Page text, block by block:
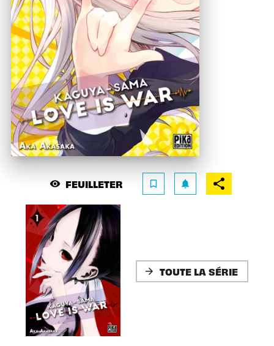
visibility FEUILLETER bookmark_border notifications
arrow_forward TOUTE LA SÉRIE